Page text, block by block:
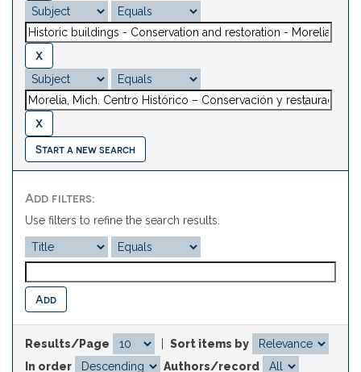
Start a new search
Add filters:
Use filters to refine the search results.
Results/Page
Sort items by
In order
Authors/record